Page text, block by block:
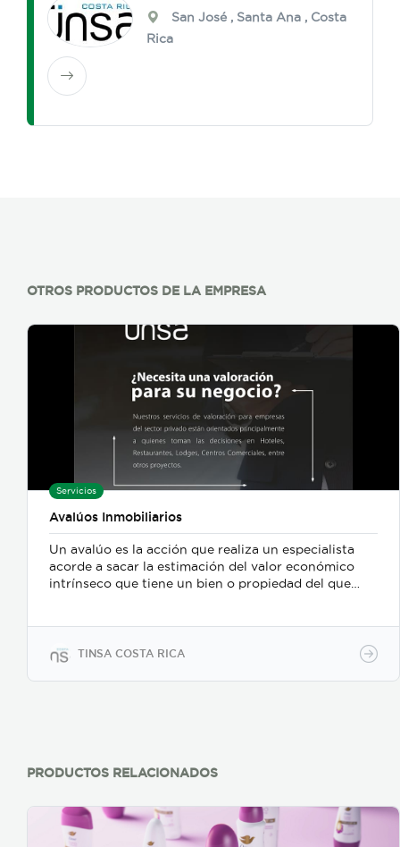
San José , Santa Ana , Costa
Rica
OTROS PRODUCTOS DE LA EMPRESA
Servicios
Avalúos Inmobiliarios
Un avalúo es la acción que realiza un especialista
acorde a sacar la estimación del valor económico
intrínseco que tiene un bien o propiedad del que
que pueda cubrir la deuda en caso de que no se
son realizados por medio de un estudio técnico
otro tipo de bienes, se analiza el estado físico en que
en el mercado. Lo anterior realizado con tecnología
de última generación y profesionales altamente
calificados.
TINSA COSTA RICA
PRODUCTOS RELACIONADOS